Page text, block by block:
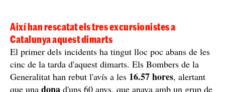
Així han rescatat els tres excursionistes a
Catalunya aquest dimarts
El primer dels incidents ha tingut lloc poc abans de les
cinc de la tarda d'aquest dimarts. Els Bombers de la
Generalitat han rebut l'avís a les 16.57 hores, alertant
que una dona d'uns 60 anys, que anava amb un grup de